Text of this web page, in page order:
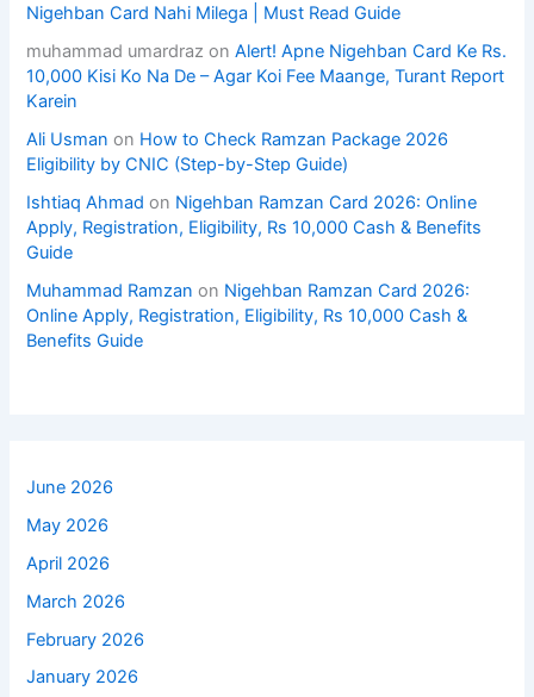
Nigehban Card Nahi Milega | Must Read Guide
muhammad umardraz onAlert! Apne Nigehban Card Ke Rs.
10,000 Kisi Ko Na De – Agar Koi Fee Maange, Turant Report
Karein
Ali Usman on How to Check Ramzan Package 2026
Eligibility by CNIC (Step-by-Step Guide)
Ishtiaq Ahmad on Nigehban Ramzan Card 2026: Online
Apply, Registration, Eligibility, Rs 10,000 Cash & Benefits
Guide
Muhammad Ramzan on Nigehban Ramzan Card 2026:
Online Apply, Registration, Eligibility, Rs 10,000 Cash &
Benefits Guide
June 2026
May 2026
April 2026
March 2026
February 2026
January 2026